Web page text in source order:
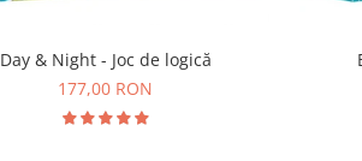
Day & Night - Joc de logică
177,00 RON